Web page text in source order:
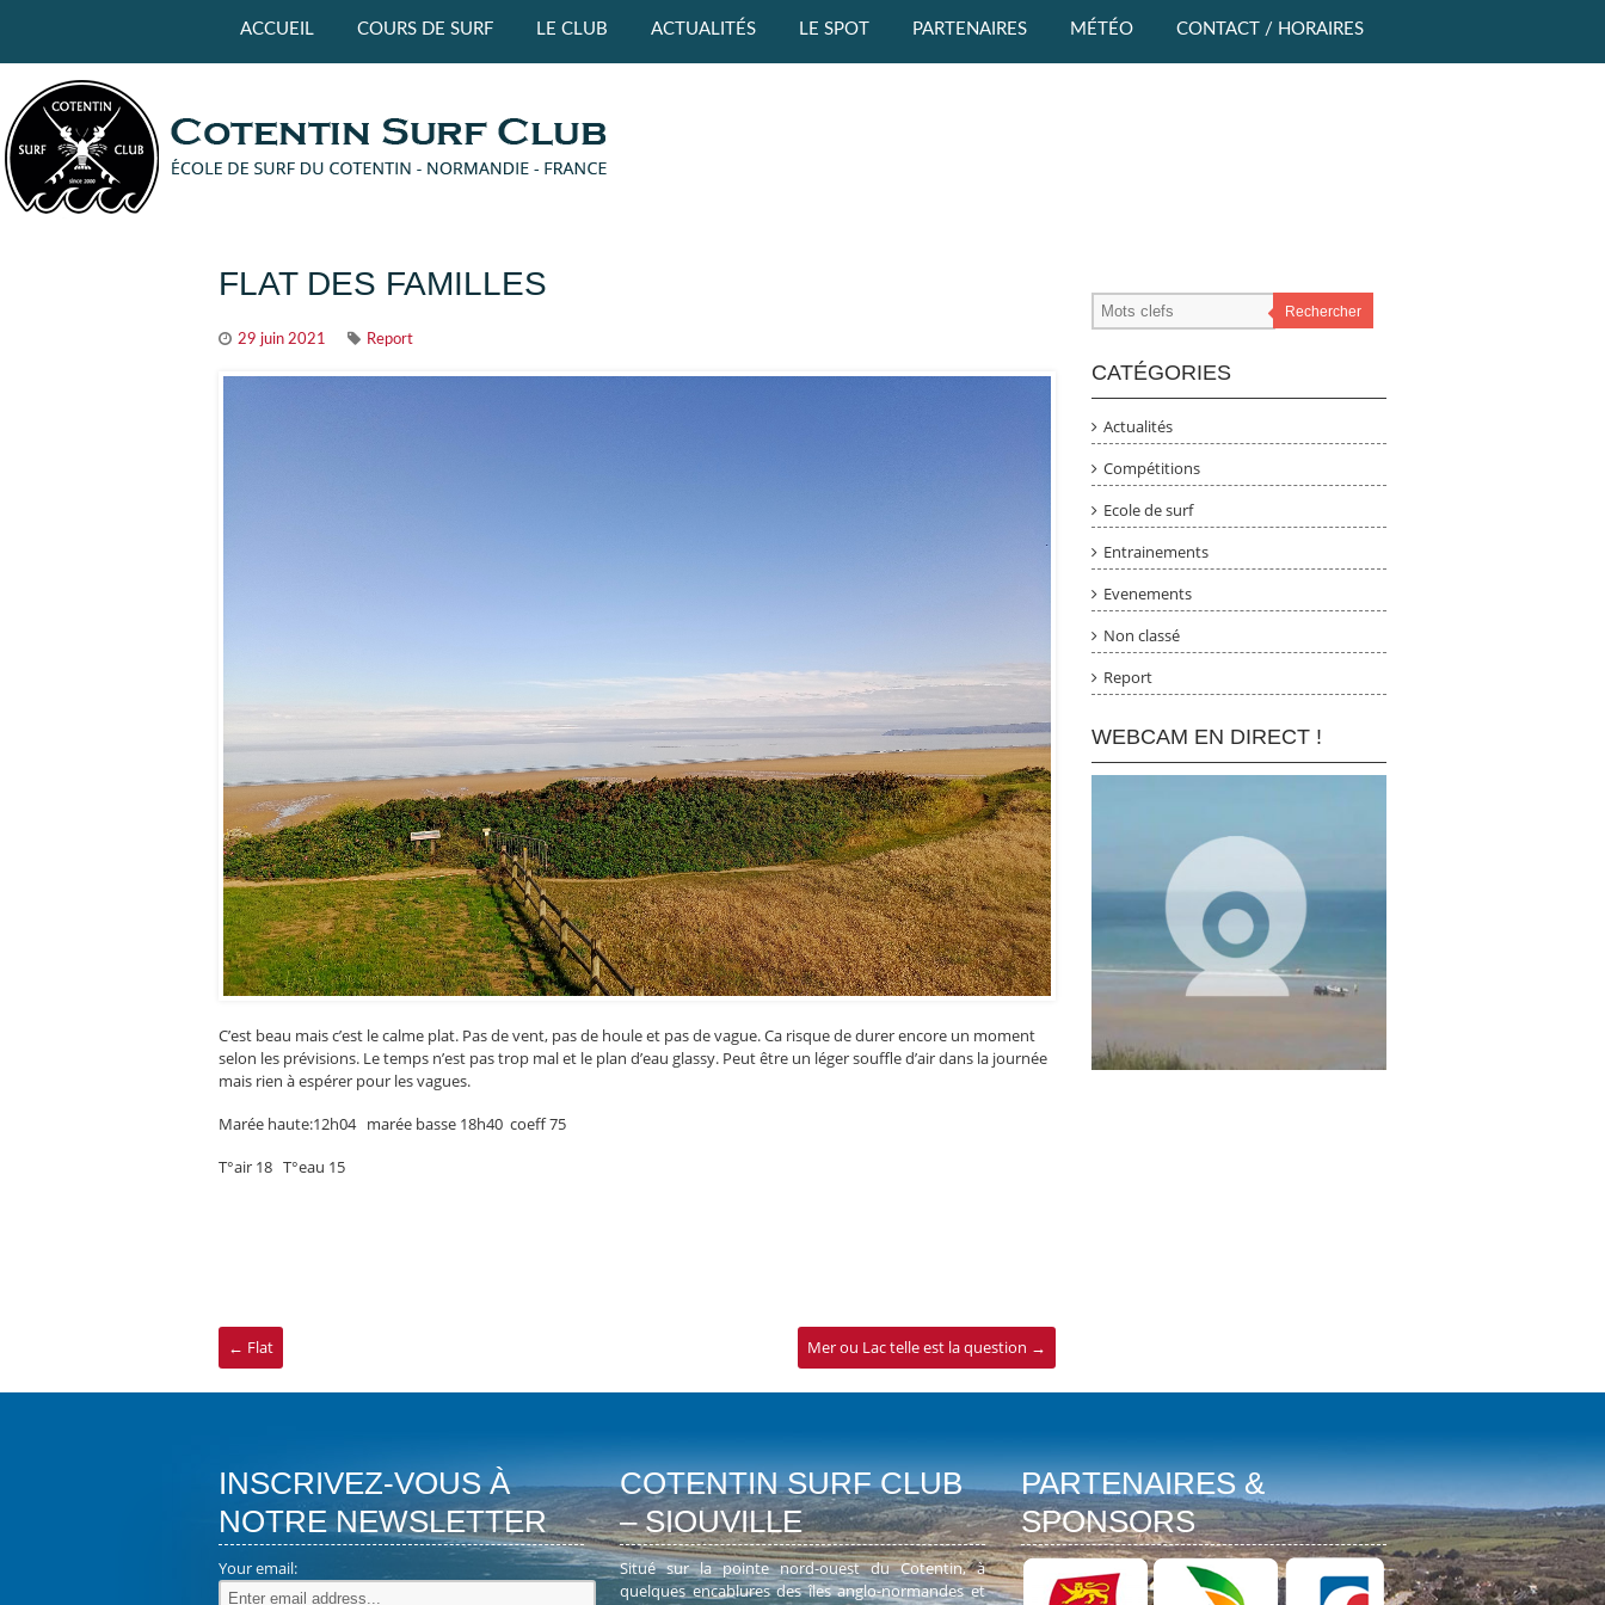
ACCUEIL COURS DE SURF LE CLUB ACTUALITÉS LE SPOT PARTENAIRES MÉTÉO CONTACT / HORAIRES
FLAT DES FAMILLES
29 juin 2021 Report
C’est beau mais c’est le calme plat. Pas de vent, pas de houle et pas de vague. Ca risque de durer encore un moment
selon les prévisions. Le temps n’est pas trop mal et le plan d’eau glassy. Peut être un léger souffle d’air dans la journée
mais rien à espérer pour les vagues.
Marée haute:12h04 marée basse 18h40 coeff 75
T°air 18 T°eau 15
← Flat Mer ou Lac telle est la question →
Rechercher
CATÉGORIES
Actualités
Compétitions
Ecole de surf
Entrainements
Evenements
Non classé
Report
WEBCAM EN DIRECT !
INSCRIVEZ-VOUS À
NOTRE NEWSLETTER
Your email:
COTENTIN SURF CLUB
– SIOUVILLE
Situé sur la pointe nord-ouest du Cotentin, à
quelques encablures des îles anglo-normandes et
PARTENAIRES &
SPONSORS